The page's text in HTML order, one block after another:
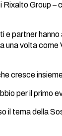
partner
volta
cresce
per il primo
il tema della